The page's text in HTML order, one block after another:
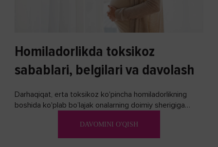
Homiladorlikda toksikoz
sabablari, belgilari va davolash
Darhaqiqat, erta toksikoz ko'pincha homiladorlikning
boshida ko'plab bo’lajak onalarning doimiy sherigiga
biron bir usuli bormi?DAVOMINI O'QISH